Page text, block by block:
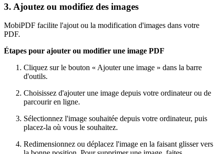
3. Ajoutez ou modifiez des images
MobiPDF facilite l'ajout ou la modification d'images dans votre
PDF.
Étapes pour ajouter ou modifier une image PDF
Cliquez sur le bouton « Ajouter une image » dans la barre
d'outils.
Choisissez d'ajouter une image depuis votre ordinateur ou de
parcourir en ligne.
Sélectionnez l'image souhaitée depuis votre ordinateur, puis
placez-la où vous le souhaitez.
Redimensionnez ou déplacez l'image en la faisant glisser vers